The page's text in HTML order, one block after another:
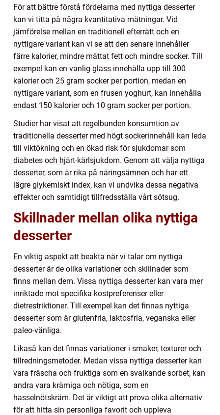
För att bättre förstå fördelarna med nyttiga desserter
kan vi titta på några kvantitativa mätningar. Vid
jämförelse mellan en traditionell efterrätt och en
nyttigare variant kan vi se att den senare innehåller
färre kalorier, mindre mättat fett och mindre socker. Till
exempel kan en vanlig glass innehålla upp till 300
kalorier och 25 gram socker per portion, medan en
nyttigare variant, som en frusen yoghurt, kan innehålla
endast 150 kalorier och 10 gram socker per portion.
Studier har visat att regelbunden konsumtion av
traditionella desserter med högt sockerinnehåll kan leda
till viktökning och en ökad risk för sjukdomar som
diabetes och hjärt-kärlsjukdom. Genom att välja nyttiga
desserter, som är rika på näringsämnen och har ett
lägre glykemiskt index, kan vi undvika dessa negativa
effekter och samtidigt tillfredsställa vårt sötsug.
Skillnader mellan olika nyttiga
desserter
En viktig aspekt att beakta när vi talar om nyttiga
desserter är de olika variationer och skillnader som
finns mellan dem. Vissa nyttiga desserter kan vara mer
inriktade mot specifika kostpreferenser eller
dietrestriktioner. Till exempel kan det finnas nyttiga
desserter som är glutenfria, laktosfria, veganska eller
paleo-vänliga.
Likaså kan det finnas variationer i smaker, texturer och
tillredningsmetoder. Medan vissa nyttiga desserter kan
vara fräscha och fruktiga som en svalkande sorbet, kan
andra vara krämiga och nötiga, som en
hasselnötskräm. Det är viktigt att prova olika alternativ
för att hitta sin personliga favorit och uppleva